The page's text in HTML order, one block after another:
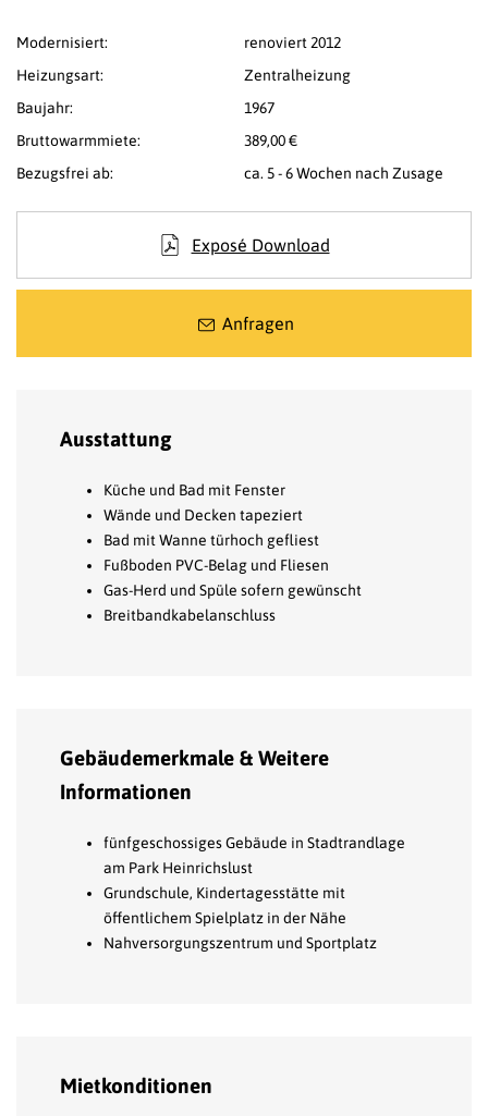
Modernisiert:
renoviert 2012
Heizungsart:
Zentralheizung
Baujahr:
1967
Bruttowarmmiete:
389,00 €
Bezugsfrei ab:
ca. 5 - 6 Wochen nach Zusage
Exposé Download
Anfragen
Ausstattung
Küche und Bad mit Fenster
Wände und Decken tapeziert
Bad mit Wanne türhoch gefliest
Fußboden PVC-Belag und Fliesen
Gas-Herd und Spüle sofern gewünscht
Breitbandkabelanschluss
Gebäudemerkmale & Weitere
Informationen
fünfgeschossiges Gebäude in Stadtrandlage
am Park Heinrichslust
Grundschule, Kindertagesstätte mit
öffentlichem Spielplatz in der Nähe
Nahversorgungszentrum und Sportplatz
Mietkonditionen